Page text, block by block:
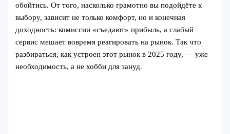
обойтись. От того, насколько грамотно вы подойдёте к
выбору, зависит не только комфорт, но и конечная
доходность: комиссии «съедают» прибыль, а слабый
сервис мешает вовремя реагировать на рынок. Так что
разбираться, как устроен этот рынок в 2025 году, — уже
необходимость, а не хобби для зануд.